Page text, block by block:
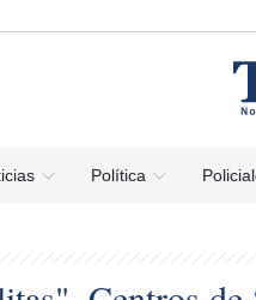
Política